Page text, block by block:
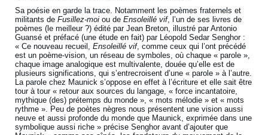
Sa poésie en garde la trace. Notamment les poèmes fraternels et
militants deFusillez-moi ou deEnsoleillé vif, l’un de ses livres de
poèmes (le meilleur ?) édité par Jean Breton, illustré par Antonio
Guansé et préfacé (une étude en fait) par Léopold Sedar Senghor :
« Ce nouveau recueil, Ensoleillé vif, comme ceux qui l’ont précédé
est un poème-vision, un réseau de symboles, où chaque « parole »,
chaque image analogique est multivalente, douée qu’elle est de
plusieurs significations, qui s’entrecroisent d’une « parole » à l’autre.
La parole chez Maunick s’oppose en effet à l’écriture et elle sait être
tour à tour « retour aux sources du langage, « force incantatoire,
mythique (des) prétemps du monde », « mots mélodie » et « mots
rythme ». Peu de poètes nègres nous présentent une vision aussi
neuve et aussi profonde du monde que Maunick, exprimée dans une
symbolique aussi riche » précise Senghor avant d’ajouter que